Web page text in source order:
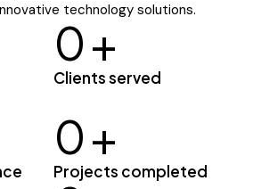
technology solutions.
0+
Clients served
0+
Projects completed